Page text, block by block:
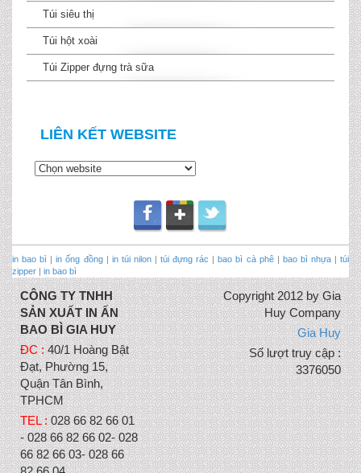
Túi siêu thị
Túi hột xoài
Túi Zipper đựng trà sữa
LIÊN KẾT WEBSITE
in bao bì |in ống đồng| in túi nilon|túi đựng rác |bao bì cà phê| bao bì nhựa|túi
zipper | in bao bì
CÔNG TY TNHH
SẢN XUẤT IN ẤN
BAO BÌ GIA HUY
ĐC :40/1 Hoàng Bật
Đạt, Phường 15,
Quận Tân Bình,
TPHCM
TEL : 028 66 82 66 01
- 028 66 82 66 02- 028
66 82 66 03- 028 66
Copyright 2012 by Gia
Huy Company
Gia Huy
Số lượt truy cập :
3376050